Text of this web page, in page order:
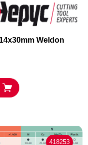
Weldon
418253